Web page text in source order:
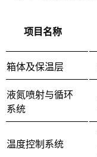
项目名称
箱体及保温层
液氮喷射与循环
系统
温度控制系统